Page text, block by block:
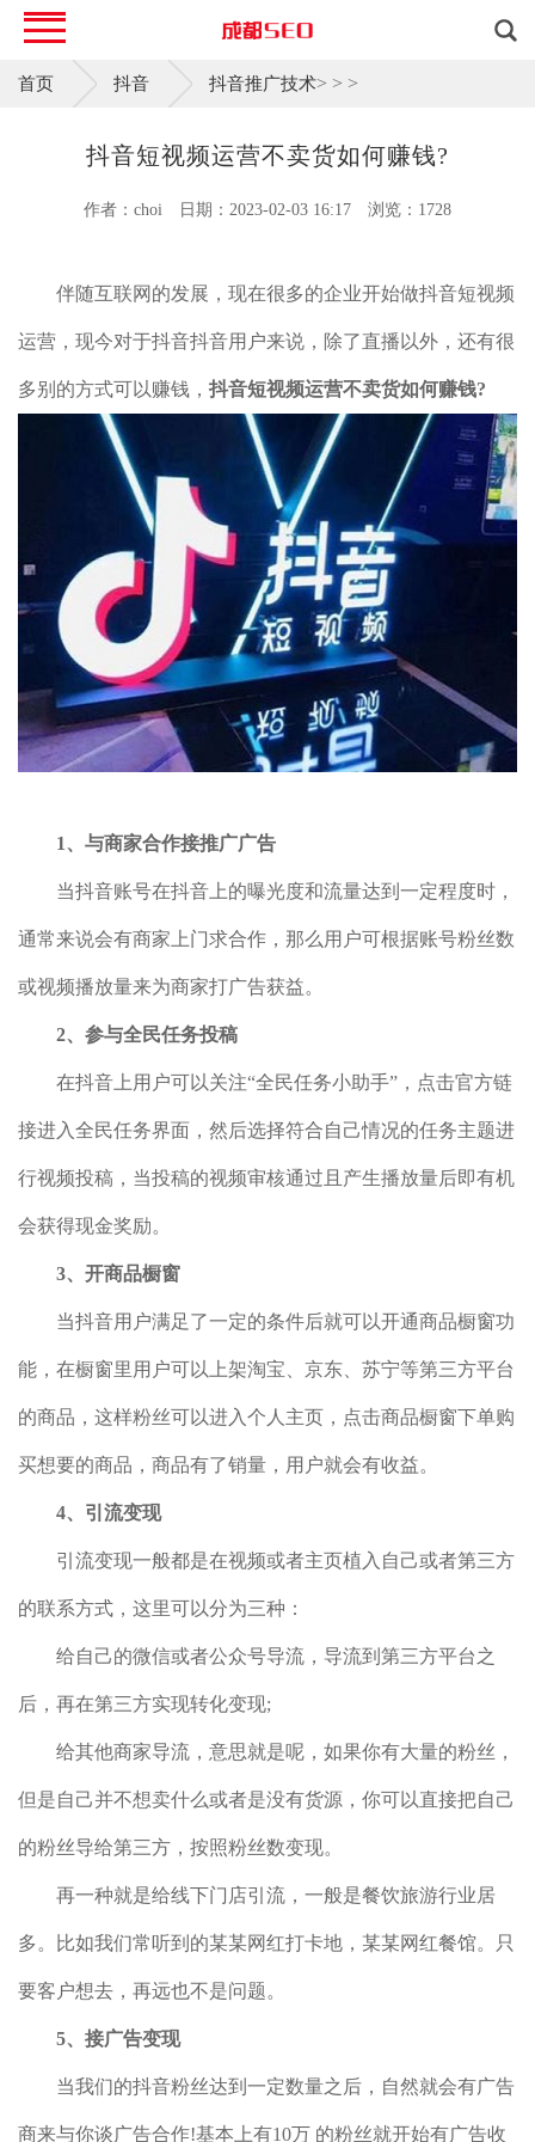
首页 >
抖音 >
抖音推广技术 >
抖音短视频运营不卖货如何赚钱?
作者：choi 日期：2023-02-03 16:17 浏览：1728
伴随互联网的发展，现在很多的企业开始做抖音短视频
运营，现今对于抖音抖音用户来说，除了直播以外，还有很
多别的方式可以赚钱， 抖音短视频运营不卖货如何赚钱?
1、与商家合作接推广广告
当抖音账号在抖音上的曝光度和流量达到一定程度时，
通常来说会有商家上门求合作，那么用户可根据账号粉丝数
或视频播放量来为商家打广告获益。
2、参与全民任务投稿
在抖音上用户可以关注“全民任务小助手”，点击官方链
接进入全民任务界面，然后选择符合自己情况的任务主题进
行视频投稿，当投稿的视频审核通过且产生播放量后即有机
会获得现金奖励。
3、开商品橱窗
当抖音用户满足了一定的条件后就可以开通商品橱窗功
能，在橱窗里用户可以上架淘宝、京东、苏宁等第三方平台
的商品，这样粉丝可以进入个人主页，点击商品橱窗下单购
买想要的商品，商品有了销量，用户就会有收益。
4、引流变现
引流变现一般都是在视频或者主页植入自己或者第三方
的联系方式，这里可以分为三种：
给自己的微信或者公众号导流，导流到第三方平台之
后，再在第三方实现转化变现;
给其他商家导流，意思就是呢，如果你有大量的粉丝，
但是自己并不想卖什么或者是没有货源，你可以直接把自己
的粉丝导给第三方，按照粉丝数变现。
再一种就是给线下门店引流，一般是餐饮旅游行业居
多。比如我们常听到的某某网红打卡地，某某网红餐馆。只
要客户想去，再远也不是问题。
5、接广告变现
当我们的抖音粉丝达到一定数量之后，自然就会有广告
商来与你谈广告合作!基本上有10万 的粉丝就开始有广告收